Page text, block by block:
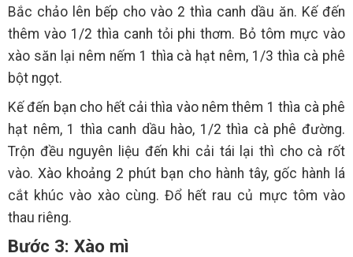
Bắc chảo lên bếp cho vào 2 thìa canh dầu ăn. Kế đến
thêm vào 1/2 thìa canh tỏi phi thơm. Bỏ tôm mực vào
xào săn lại nêm nếm 1 thìa cà hạt nêm, 1/3 thìa cà phê
bột ngọt.
Kế đến bạn cho hết cải thìa vào nêm thêm 1 thìa cà phê
hạt nêm, 1 thìa canh dầu hào, 1/2 thìa cà phê đường.
Trộn đều nguyên liệu đến khi cải tái lại thì cho cà rốt
vào. Xào khoảng 2 phút bạn cho hành tây, gốc hành lá
cắt khúc vào xào cùng. Đổ hết rau củ mực tôm vào
thau riêng.
Bước 3: Xào mì